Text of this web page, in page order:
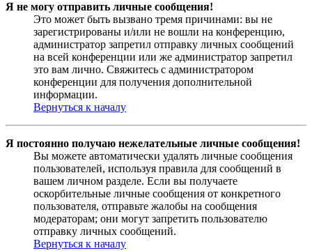
Я не могу отправить личные сообщения!
Это может быть вызвано тремя причинами: вы не
зарегистрированы и/или не вошли на конференцию,
администратор запретил отправку личных сообщений
на всей конференции или же администратор запретил
это вам лично. Свяжитесь с администратором
конференции для получения дополнительной
информации.
Вернуться к началу
Я постоянно получаю нежелательные личные сообщения!
Вы можете автоматически удалять личные сообщения
пользователей, используя правила для сообщений в
вашем личном разделе. Если вы получаете
оскорбительные личные сообщения от конкретного
пользователя, отправьте жалобы на сообщения
модераторам; они могут запретить пользователю
отправку личных сообщений.
Вернуться к началу